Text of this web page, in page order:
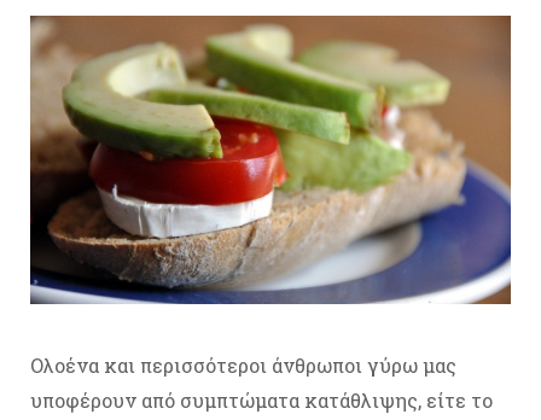
Ολοένα και περισσότεροι άνθρωποι γύρω μας
υποφέρουν από συμπτώματα κατάθλιψης, είτε το